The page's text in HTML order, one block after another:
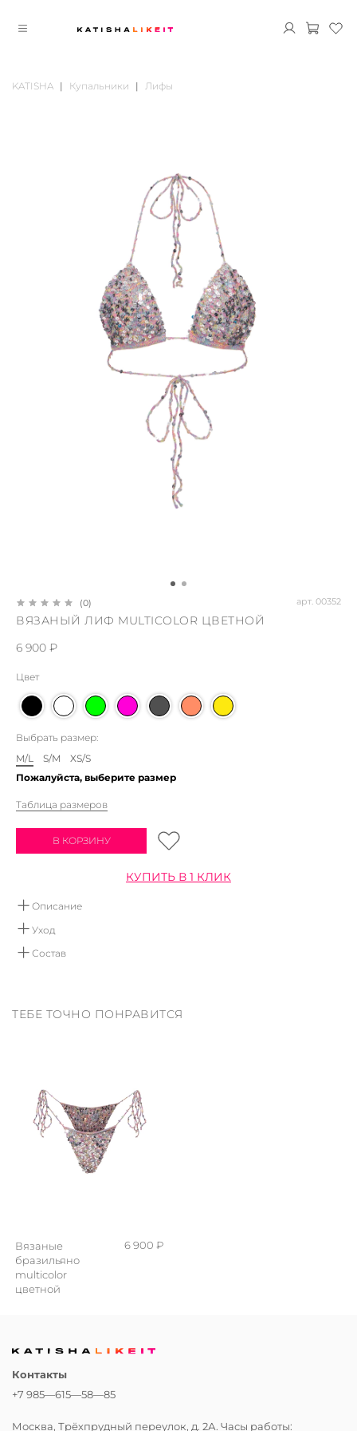
KATISHA Купальники Лифы
(0) арт. 00352
ВЯЗАНЫЙ ЛИФ MULTICOLOR ЦВЕТНОЙ
6 900 ₽
Цвет
Выбрать размер:
M/L
S/M
XS/S
Пожалуйста, выберите размер
Таблица размеров
В КОРЗИНУ
КУПИТЬ В 1 КЛИК
Описание
Треугольный лиф ручной работы. Модель выполнена из 100%
премиального хлопка. Регулируется завязками.
Уход
Состав
ТЕБЕ ТОЧНО ПОНРАВИТСЯ
Вязаные
бразильяно
multicolor
цветной
6 900 ₽
Контакты
+7 985—615—58—85
Москва, Трёхпрудный переулок, д. 2А. Часы работы: